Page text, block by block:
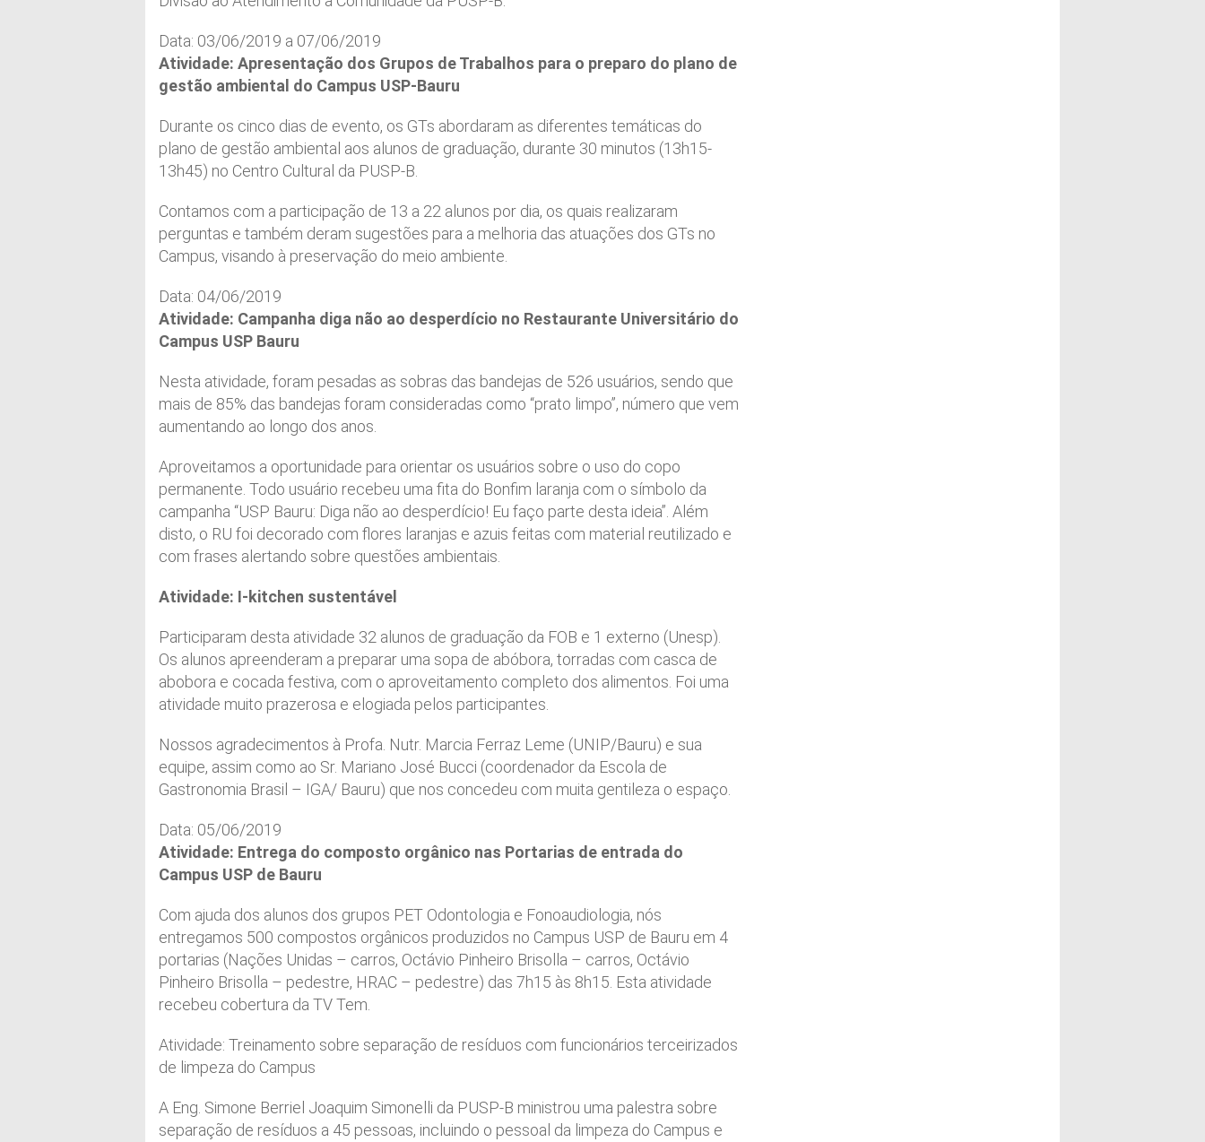
Data: 03/06/2019 a 07/06/2019
Atividade: Apresentação dos Grupos de Trabalhos para o preparo do plano de
gestão ambiental do Campus USP-Bauru
Durante os cinco dias de evento, os GTs abordaram as diferentes temáticas do
plano de gestão ambiental aos alunos de graduação, durante 30 minutos (13h15-
13h45) no Centro Cultural da PUSP-B.
Contamos com a participação de 13 a 22 alunos por dia, os quais realizaram
perguntas e também deram sugestões para a melhoria das atuações dos GTs no
Campus, visando à preservação do meio ambiente.
Data: 04/06/2019
Atividade: Campanha diga não ao desperdício no Restaurante Universitário do
Campus USP Bauru
Nesta atividade, foram pesadas as sobras das bandejas de 526 usuários, sendo que
mais de 85% das bandejas foram consideradas como “prato limpo”, número que vem
aumentando ao longo dos anos.
Aproveitamos a oportunidade para orientar os usuários sobre o uso do copo
permanente. Todo usuário recebeu uma fita do Bonfim laranja com o símbolo da
campanha “USP Bauru: Diga não ao desperdício! Eu faço parte desta ideia”. Além
disto, o RU foi decorado com flores laranjas e azuis feitas com material reutilizado e
com frases alertando sobre questões ambientais.
Atividade: I-kitchen sustentável
Participaram desta atividade 32 alunos de graduação da FOB e 1 externo (Unesp).
Os alunos apreenderam a preparar uma sopa de abóbora, torradas com casca de
abobora e cocada festiva, com o aproveitamento completo dos alimentos. Foi uma
atividade muito prazerosa e elogiada pelos participantes.
Nossos agradecimentos à Profa. Nutr. Marcia Ferraz Leme (UNIP/Bauru) e sua
equipe, assim como ao Sr. Mariano José Bucci (coordenador da Escola de
Gastronomia Brasil – IGA/ Bauru) que nos concedeu com muita gentileza o espaço.
Data: 05/06/2019
Atividade: Entrega do composto orgânico nas Portarias de entrada do
Campus USP de Bauru
Com ajuda dos alunos dos grupos PET Odontologia e Fonoaudiologia, nós
entregamos 500 compostos orgânicos produzidos no Campus USP de Bauru em 4
portarias (Nações Unidas – carros, Octávio Pinheiro Brisolla – carros, Octávio
Pinheiro Brisolla – pedestre, HRAC – pedestre) das 7h15 às 8h15. Esta atividade
recebeu cobertura da TV Tem.
Atividade: Treinamento sobre separação de resíduos com funcionários terceirizados
de limpeza do Campus
A Eng. Simone Berriel Joaquim Simonelli da PUSP-B ministrou uma palestra sobre
separação de resíduos a 45 pessoas, incluindo o pessoal da limpeza do Campus e